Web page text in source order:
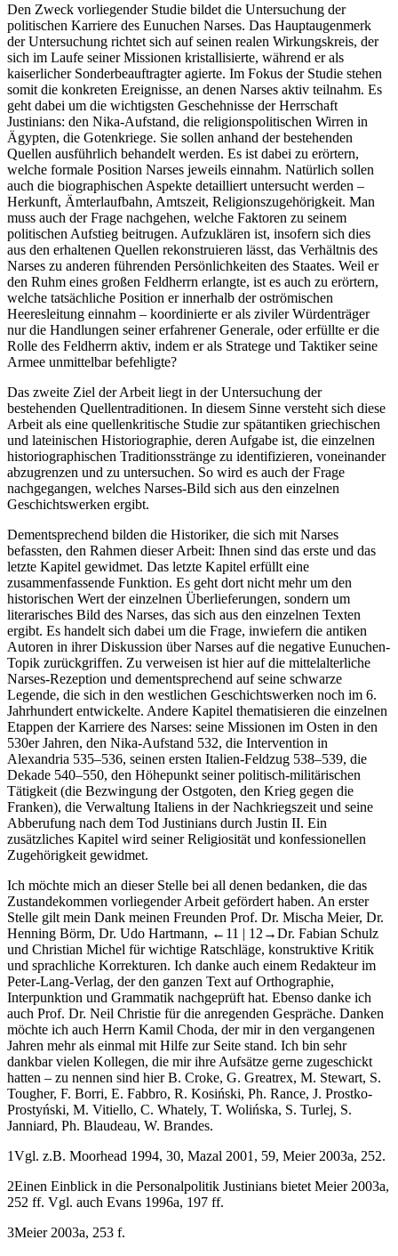
Den Zweck vorliegender Studie bildet die Untersuchung der
politischen Karriere des Eunuchen Narses. Das Hauptaugenmerk
der Untersuchung richtet sich auf seinen realen Wirkungskreis, der
sich im Laufe seiner Missionen kristallisierte, während er als
kaiserlicher Sonderbeauftragter agierte. Im Fokus der Studie stehen
somit die konkreten Ereignisse, an denen Narses aktiv teilnahm. Es
geht dabei um die wichtigsten Geschehnisse der Herrschaft
Justinians: den Nika-Aufstand, die religionspolitischen Wirren in
Ägypten, die Gotenkriege. Sie sollen anhand der bestehenden
Quellen ausführlich behandelt werden. Es ist dabei zu erörtern,
welche formale Position Narses jeweils einnahm. Natürlich sollen
auch die biographischen Aspekte detailliert untersucht werden –
Herkunft, Ämterlaufbahn, Amtszeit, Religionszugehörigkeit. Man
muss auch der Frage nachgehen, welche Faktoren zu seinem
politischen Aufstieg beitrugen. Aufzuklären ist, insofern sich dies
aus den erhaltenen Quellen rekonstruieren lässt, das Verhältnis des
Narses zu anderen führenden Persönlichkeiten des Staates. Weil er
den Ruhm eines großen Feldherrn erlangte, ist es auch zu erörtern,
welche tatsächliche Position er innerhalb der oströmischen
Heeresleitung einnahm – koordinierte er als ziviler Würdenträger
nur die Handlungen seiner erfahrener Generale, oder erfüllte er die
Rolle des Feldherrn aktiv, indem er als Stratege und Taktiker seine
Armee unmittelbar befehligte?
Das zweite Ziel der Arbeit liegt in der Untersuchung der
bestehenden Quellentraditionen. In diesem Sinne versteht sich diese
Arbeit als eine quellenkritische Studie zur spätantiken griechischen
und lateinischen Historiographie, deren Aufgabe ist, die einzelnen
historiographischen Traditionsstränge zu identifizieren, voneinander
abzugrenzen und zu untersuchen. So wird es auch der Frage
nachgegangen, welches Narses-Bild sich aus den einzelnen
Geschichtswerken ergibt.
Dementsprechend bilden die Historiker, die sich mit Narses
befassten, den Rahmen dieser Arbeit: Ihnen sind das erste und das
letzte Kapitel gewidmet. Das letzte Kapitel erfüllt eine
zusammenfassende Funktion. Es geht dort nicht mehr um den
historischen Wert der einzelnen Überlieferungen, sondern um
literarisches Bild des Narses, das sich aus den einzelnen Texten
ergibt. Es handelt sich dabei um die Frage, inwiefern die antiken
Autoren in ihrer Diskussion über Narses auf die negative Eunuchen-
Topik zurückgriffen. Zu verweisen ist hier auf die mittelalterliche
Narses-Rezeption und dementsprechend auf seine schwarze
Legende, die sich in den westlichen Geschichtswerken noch im 6.
Jahrhundert entwickelte. Andere Kapitel thematisieren die einzelnen
Etappen der Karriere des Narses: seine Missionen im Osten in den
530er Jahren, den Nika-Aufstand 532, die Intervention in
Alexandria 535–536, seinen ersten Italien-Feldzug 538–539, die
Dekade 540–550, den Höhepunkt seiner politisch-militärischen
Tätigkeit (die Bezwingung der Ostgoten, den Krieg gegen die
Franken), die Verwaltung Italiens in der Nachkriegszeit und seine
Abberufung nach dem Tod Justinians durch Justin II. Ein
zusätzliches Kapitel wird seiner Religiosität und konfessionellen
Zugehörigkeit gewidmet.
Ich möchte mich an dieser Stelle bei all denen bedanken, die das
Zustandekommen vorliegender Arbeit gefördert haben. An erster
Stelle gilt mein Dank meinen Freunden Prof. Dr. Mischa Meier, Dr.
Henning Börm, Dr. Udo Hartmann, ←11 | 12→Dr. Fabian Schulz
und Christian Michel für wichtige Ratschläge, konstruktive Kritik
und sprachliche Korrekturen. Ich danke auch einem Redakteur im
Peter-Lang-Verlag, der den ganzen Text auf Orthographie,
Interpunktion und Grammatik nachgeprüft hat. Ebenso danke ich
auch Prof. Dr. Neil Christie für die anregenden Gespräche. Danken
möchte ich auch Herrn Kamil Choda, der mir in den vergangenen
Jahren mehr als einmal mit Hilfe zur Seite stand. Ich bin sehr
dankbar vielen Kollegen, die mir ihre Aufsätze gerne zugeschickt
hatten – zu nennen sind hier B. Croke, G. Greatrex, M. Stewart, S.
Tougher, F. Borri, E. Fabbro, R. Kosiński, Ph. Rance, J. Prostko-
Prostyński, M. Vitiello, C. Whately, T. Wolińska, S. Turlej, S.
Janniard, Ph. Blaudeau, W. Brandes.
1Vgl. z.B. Moorhead 1994, 30, Mazal 2001 , 59, Meier 2003a, 252.
2Einen Einblick in die Personalpolitik Justinians bietet Meier 2003a,
252 ff. Vgl. auch Evans 1996a, 197 ff.
3Meier 2003a, 253 f.